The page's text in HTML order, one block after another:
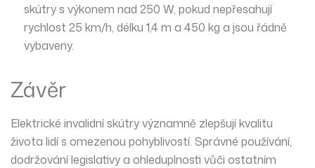
skútry s výkonem nad 250 W, pokud nepřesahují
rychlost 25 km/h, délku 1,4 m a 450 kg a jsou řádně
vybaveny.
Závěr
Elektrické invalidní skútry významně zlepšují kvalitu
života lidí s omezenou pohyblivostí. Správné používání,
dodržování legislativy a ohleduplnosti vůči ostatním